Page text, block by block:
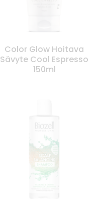
Color Glow Hoitava
Sävyte Cool Espresso
150ml